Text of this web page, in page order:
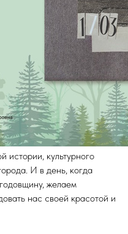
истории, культурного
И в день, когда
желаем
нас своей красотой и